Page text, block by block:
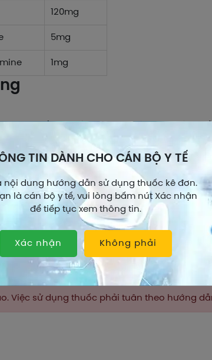
120mg
5mg
1mg
được chỉ định dùng trong trường hợp làm
giảm đau và viêm mũi dị ứng.
thuốc giảm đau, hạ sốt chống sung huyết
tác động giảm đau và hạ sốt do làm giảm
cyclooxygenase.
Trực tiếp làm co mạch máu ở mũi và
maleat: Có tác động kháng histamine do ức
nhờn ở đường hô hấp trên.
Xem thêm
Việc sử dụng thuốc phải tuân theo hướng
TIN DÀNH CHO CÁN BỘ Y TẾ
nội dung hướng dẫn sử dụng thuốc kê đơn.
là cán bộ y tế, vui lòng bấm nút Xác nhận
để tiếp tục xem thông tin.
Xác nhận Không phải